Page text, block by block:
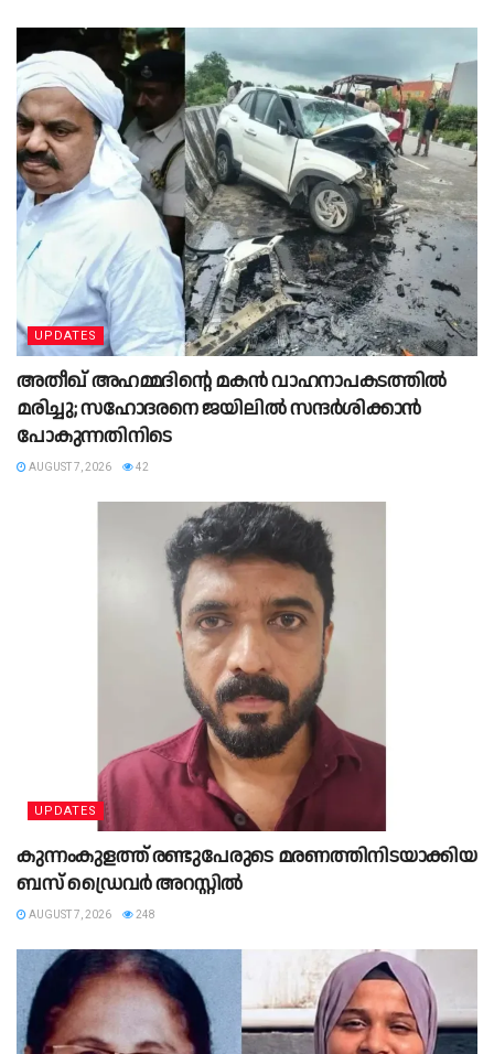
UPDATES
അതീഖ് അഹമ്മദിന്റെ മകൻ വാഹനാപകടത്തിൽ
മരിച്ചു; സഹോദരനെ ജയിലിൽ സന്ദർശിക്കാൻ
പോകുന്നതിനിടെ
AUGUST 7, 2026 42
UPDATES
കുന്നംകുളത്ത് രണ്ടുപേരുടെ മരണത്തിനിടയാക്കിയ
ബസ് ഡ്രൈവർ അറസ്റ്റിൽ
AUGUST 7, 2026 248